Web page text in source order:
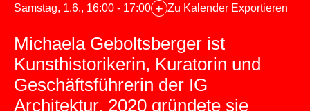
Samstag, 1.6., 16:00 - 17:00 + Zu Kalender Exportieren
Michaela Geboltsberger ist
Kunsthistorikerin, Kuratorin und
Geschäftsführerin der IG
Architektur. 2020 gründete sie